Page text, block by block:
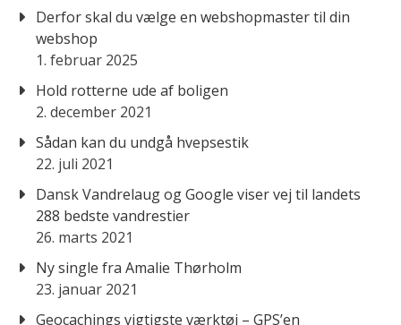
Derfor skal du vælge en webshopmaster til din
webshop
1. februar 2025
Hold rotterne ude af boligen
2. december 2021
Sådan kan du undgå hvepsestik
22. juli 2021
Dansk Vandrelaug og Google viser vej til landets
288 bedste vandrestier
26. marts 2021
Ny single fra Amalie Thørholm
23. januar 2021
Geocachings vigtigste værktøj – GPS’en